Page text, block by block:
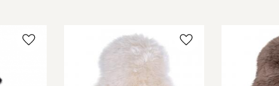
Add to favorites Add to favorites